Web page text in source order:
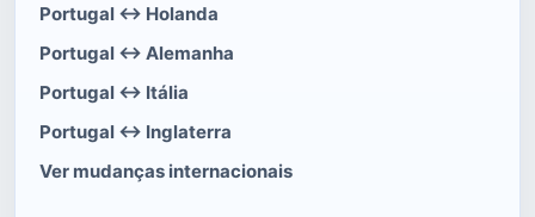
Portugal ↔ Holanda
Portugal ↔ Alemanha
Portugal ↔ Itália
Portugal ↔ Inglaterra
Ver mudanças internacionais